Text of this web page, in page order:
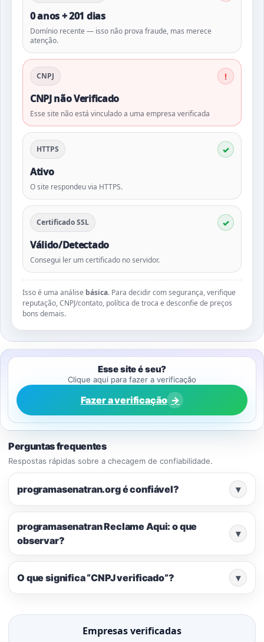
0 anos + 201 dias
Domínio recente — isso não prova fraude, mas merece
atenção.
CNPJ
CNPJ não Verificado
Esse site não está vinculado a uma empresa verificada
HTTPS
Ativo
O site respondeu via HTTPS.
Certificado SSL
Válido/Detectado
Consegui ler um certificado no servidor.
Isso é uma análise básica. Para decidir com segurança, verifique
reputação, CNPJ/contato, política de troca e desconfie de preços
bons demais.
Esse site é seu?
Clique aqui para fazer a verificação
Fazer a verificação →
Perguntas frequentes
Respostas rápidas sobre a checagem de confiabilidade.
programasenatran.org é confiável? ▾
programasenatran Reclame Aqui: o que
observar?
▾
O que significa “CNPJ verificado”? ▾
Empresas verificadas